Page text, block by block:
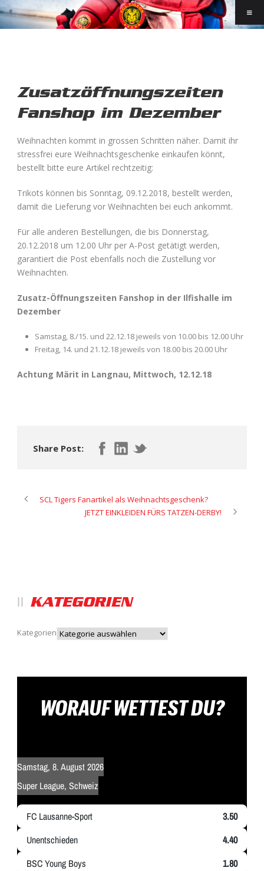
Zusatzöffnungszeiten
Fanshop im Dezember
Weihnachten kommt in grossen Schritten näher. Damit ihr
stressfrei eure Weihnachtsgeschenke einkaufen könnt,
bestellt bitte eure Artikel rechtzeitig:
Trikots können bis Sonntag, 09.12.2018, bestellt werden,
damit die Lieferung vor Weihnachten bei euch ankommt.
Für alle anderen Bestellungen, die bis Donnerstag,
20.12.2018 um 12.00 Uhr per A-Post getätigt werden,
garantiert die Post ebenfalls noch die Zustellung vor
Weihnachten.
Zusatz-Öffnungszeiten Fanshop in der Ilfishalle im
Dezember
Samstag, 8./15. und 22.12.18 jeweils von 10.00 bis 12.00 Uhr
Freitag, 14. und 21.12.18 jeweils von 18.00 bis 20.00 Uhr
Achtung Märit in Langnau, Mittwoch, 12.12.18
Share Post:
SCL Tigers Fanartikel als Weihnachts­geschenk?
JETZT EINKLEIDEN FÜRS TATZEN-DERBY!
KATEGORIEN
Kategorien